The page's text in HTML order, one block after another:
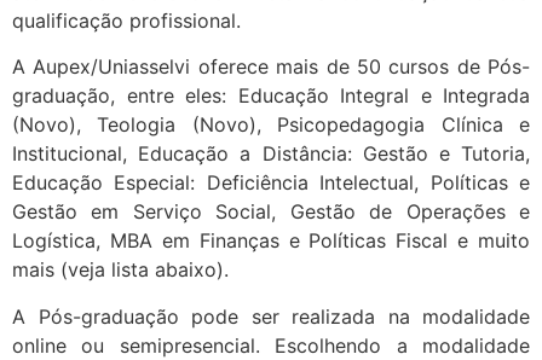
qualificação profissional.
A Aupex/Uniasselvi oferece mais de 50 cursos de Pós-
graduação, entre eles: Educação Integral e Integrada
(Novo), Teologia (Novo), Psicopedagogia Clínica e
Institucional, Educação a Distância: Gestão e Tutoria,
Educação Especial: Deficiência Intelectual, Políticas e
Gestão em Serviço Social, Gestão de Operações e
Logística, MBA em Finanças e Políticas Fiscal e muito
mais (veja lista abaixo).
A Pós-graduação pode ser realizada na modalidade
online ou semipresencial. Escolhendo a modalidade